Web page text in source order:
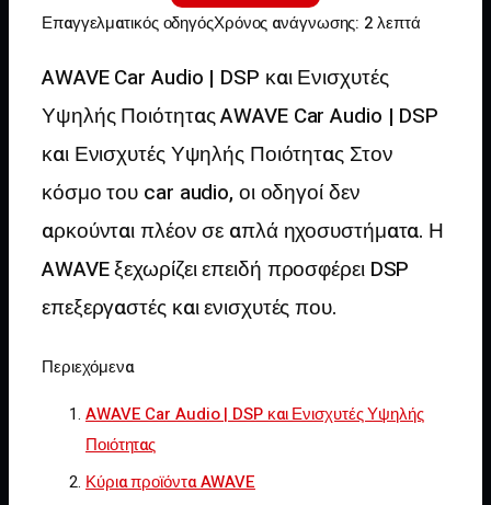
Επαγγελματικός οδηγόςΧρόνος ανάγνωσης: 2 λεπτά
AWAVE Car Audio | DSP και Ενισχυτές
Υψηλής Ποιότητας AWAVE Car Audio | DSP
και Ενισχυτές Υψηλής Ποιότητας Στον
κόσμο του car audio, οι οδηγοί δεν
αρκούνται πλέον σε απλά ηχοσυστήματα. Η
AWAVE ξεχωρίζει επειδή προσφέρει DSP
επεξεργαστές και ενισχυτές που.
Περιεχόμενα
AWAVE Car Audio | DSP και Ενισχυτές Υψηλής
Ποιότητας
Κύρια προϊόντα AWAVE